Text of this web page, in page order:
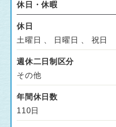
休日・休暇
休日
土曜日 、 日曜日 、 祝日
週休二日制区分
その他
年間休日数
110日